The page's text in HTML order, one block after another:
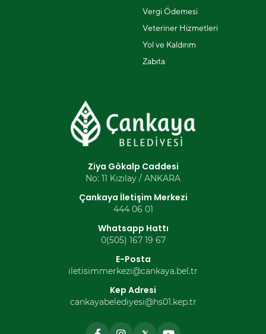
Vergi Ödemesi
Veteriner Hizmetleri
Yol ve Kaldırım
Zabıta
Ziya Gökalp Caddesi
No: 11 Kızılay / ANKARA
Çankaya İletişim Merkezi
444 06 01
Whatsapp Hattı
0(505) 167 19 67
E-Posta
iletisimmerkezi@cankaya.bel.tr
Kep Adresi
cankayabelediyesi@hs01.kep.tr